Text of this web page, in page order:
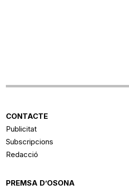
CONTACTE
Publicitat
Subscripcions
Redacció
PREMSA D’OSONA